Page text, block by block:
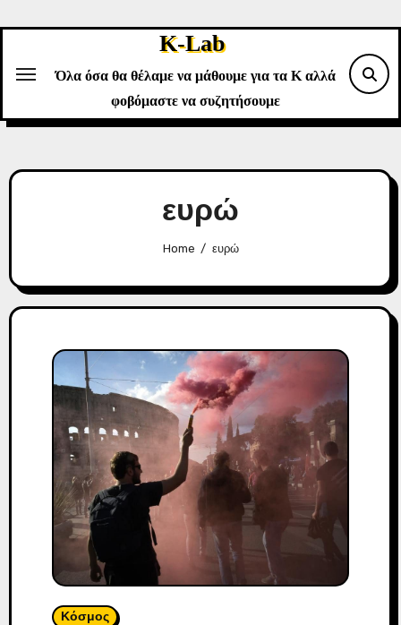
K-Lab
Όλα όσα θα θέλαμε να μάθουμε για τα Κ αλλά
φοβόμαστε να συζητήσουμε
ευρώ
Home ευρώ
Κόσμος